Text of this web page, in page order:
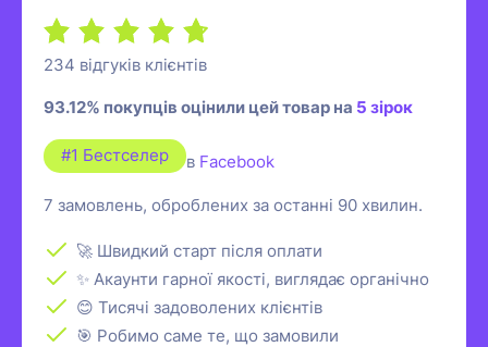
234 відгуків клієнтів
93.12% покупців оцінили цей товар на 5 зірок
#1 Бестселер в Facebook
7 замовлень, оброблених за останні 90 хвилин.
🚀 Швидкий старт після оплати
✨ Акаунти гарної якості, виглядає органічно
😊 Тисячі задоволених клієнтів
🎯 Робимо саме те, що замовили